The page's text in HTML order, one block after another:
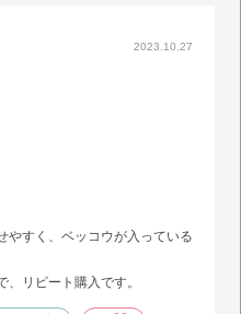
2023.10.27
やすく、ベッコウが入っている
リピート購入です。